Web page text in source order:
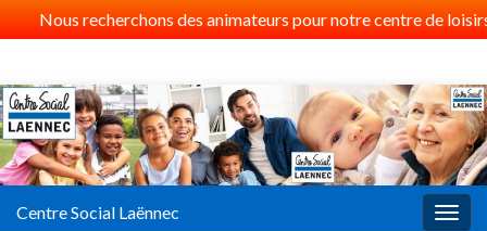
Nous recherchons des animateurs pour notre centre de
Centre Social Laënnec